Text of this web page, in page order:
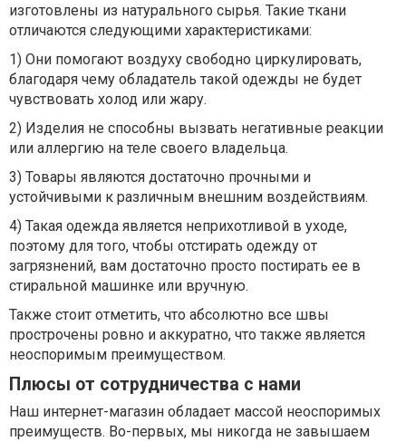
изготовлены из натурального сырья. Такие ткани
отличаются следующими характеристиками:
1) Они помогают воздуху свободно циркулировать,
благодаря чему обладатель такой одежды не будет
чувствовать холод или жару.
2) Изделия не способны вызвать негативные реакции
или аллергию на теле своего владельца.
3) Товары являются достаточно прочными и
устойчивыми к различным внешним воздействиям.
4) Такая одежда является неприхотливой в уходе,
поэтому для того, чтобы отстирать одежду от
загрязнений, вам достаточно просто постирать ее в
стиральной машинке или вручную.
Также стоит отметить, что абсолютно все швы
прострочены ровно и аккуратно, что также является
неоспоримым преимуществом.
Плюсы от сотрудничества с нами
Наш интернет-магазин обладает массой неоспоримых
преимуществ. Во-первых, мы никогда не завышаем